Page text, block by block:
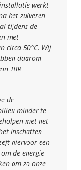
werkt
het zuiveren
tijdens de
met
circa 50°C. Wij
daarom
TBR
de
minder te
met het
inschatten
hiervoor een
de energie
om zo onze